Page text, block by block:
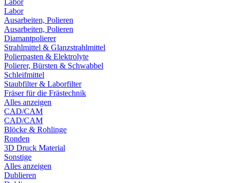
Labor
Labor
Ausarbeiten, Polieren
Ausarbeiten, Polieren
Diamantpolierer
Strahlmittel & Glanzstrahlmittel
Polierpasten & Elektrolyte
Polierer, Bürsten & Schwabbel
Schleifmittel
Staubfilter & Laborfilter
Fräser für die Frästechnik
Alles anzeigen
CAD/CAM
CAD/CAM
Blöcke & Rohlinge
Ronden
3D Druck Material
Sonstige
Alles anzeigen
Dublieren